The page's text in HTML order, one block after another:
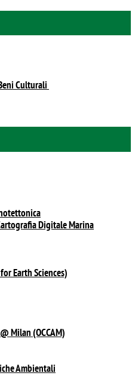
Culturali
Digitale Marina
Earth Sciences)
Milan (OCCAM)
Ambientali